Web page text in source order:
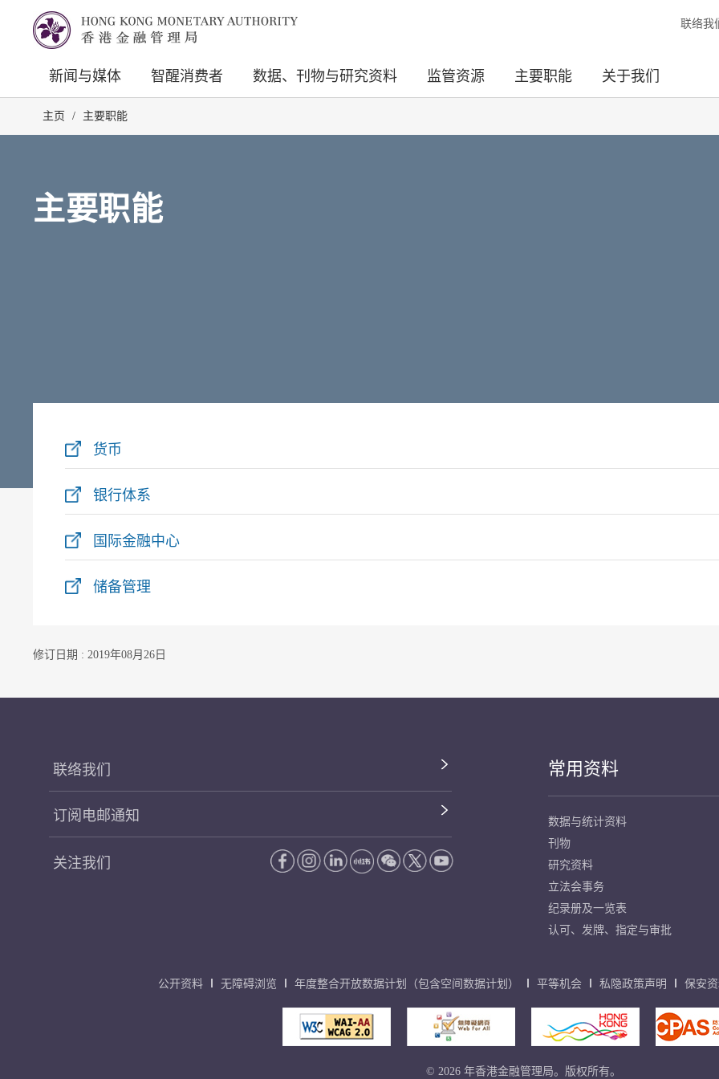
联络我
新闻与媒体 智醒消费者 数据、刊物与研究资料 监管资源 主要职能 关于我们
主页 / 主要职能
主要职能
货币
银行体系
国际金融中心
储备管理
修订日期 : 2019年08月26日
联络我们
订阅电邮通知
关注我们
常用资料
数据与统计资料
刊物
研究资料
立法会事务
纪录册及一览表
认可、发牌、指定与审批
公开资料 无障碍浏览 年度整合开放数据计划（包含空间数据计划） 平等机会 私隐政策声明 保安
© 2026 年香港金融管理局。版权所有。